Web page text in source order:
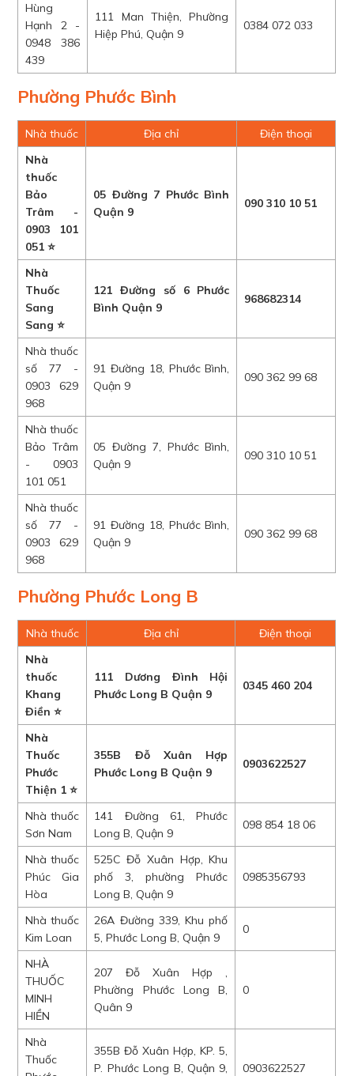
Hùng
Hạnh 2 -
0948 386
439
111 Man Thiện, Phường
Hiệp Phú, Quận 9
0384 072 033
Phường Phước Bình
Nhà thuốc Địa chỉ
Điện thoại
Nhà
thuốc
Bảo
Trâm -
0903 101
051 ⭐
05 Đường 7 Phước Bình
Quận 9
090 310 10 51
Nhà
Thuốc
Sang
Sang ⭐
121 Đường số 6 Phước
Bình Quận 9
968682314
Nhà thuốc
số 77 -
0903 629
968
91 Đường 18, Phước Bình,
Quận 9
090 362 99 68
Nhà thuốc
Bảo Trâm
- 0903
101 051
05 Đường 7, Phước Bình,
Quận 9
090 310 10 51
Nhà thuốc
số 77 -
0903 629
968
91 Đường 18, Phước Bình,
Quận 9
090 362 99 68
Phường Phước Long B
Nhà thuốc Địa chỉ
Điện thoại
Nhà
thuốc
Khang
Điền ⭐
111 Dương Đình Hội
Phước Long B Quận 9
0345 460 204
Nhà
Thuốc
Phước
Thiện 1 ⭐
355B Đỗ Xuân Hợp
Phước Long B Quận 9
0903622527
Nhà thuốc
Sơn Nam
141 Đường 61, Phước
Long B, Quận 9
098 854 18 06
Nhà thuốc
Phúc Gia
Hòa
525C Đỗ Xuân Hợp, Khu
phố 3, phường Phước
Long B, Quận 9
0985356793
Nhà thuốc
Kim Loan
26A Đường 339, Khu phố
5, Phước Long B, Quận 9
0
NHÀ
THUỐC
MINH
HIỀN
207 Đỗ Xuân Hợp ,
Phường Phước Long B,
Quân 9
0
Nhà
Thuốc
355B Đỗ Xuân Hợp, KP. 5,
P. Phước Long B, Quận 9,
0903622527